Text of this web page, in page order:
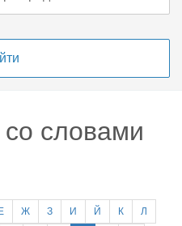
словами
Ж З И Й К Л